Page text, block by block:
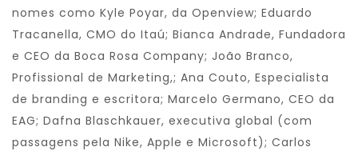
nomes como Kyle Poyar, da Openview; Eduardo
Tracanella, CMO do Itaú; Bianca Andrade, Fundadora
e CEO da Boca Rosa Company; João Branco,
Profissional de Marketing,; Ana Couto, Especialista
de branding e escritora; Marcelo Germano, CEO da
EAG; Dafna Blaschkauer, executiva global (com
passagens pela Nike, Apple e Microsoft); Carlos